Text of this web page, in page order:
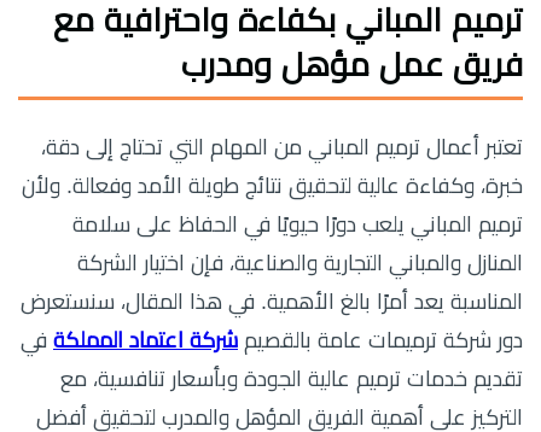
ترميم المباني بكفاءة واحترافية مع
فريق عمل مؤهل ومدرب
تعتبر أعمال ترميم المباني من المهام التي تحتاج إلى دقة،
خبرة، وكفاءة عالية لتحقيق نتائج طويلة الأمد وفعالة. ولأن
ترميم المباني يلعب دورًا حيويًا في الحفاظ على سلامة
المنازل والمباني التجارية والصناعية، فإن اختيار الشركة
المناسبة يعد أمرًا بالغ الأهمية. في هذا المقال، سنستعرض
دور شركة ترميمات عامة بالقصيم شركة اعتماد المملكة في
تقديم خدمات ترميم عالية الجودة وبأسعار تنافسية، مع
التركيز على أهمية الفريق المؤهل والمدرب لتحقيق أفضل